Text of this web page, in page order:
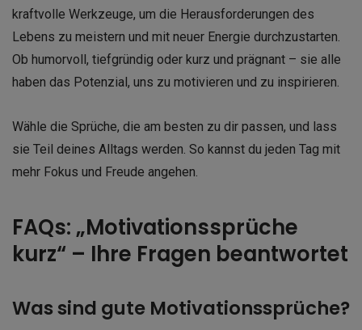
kraftvolle Werkzeuge, um die Herausforderungen des
Lebens zu meistern und mit neuer Energie durchzustarten.
Ob humorvoll, tiefgründig oder kurz und prägnant – sie alle
haben das Potenzial, uns zu motivieren und zu inspirieren.
Wähle die Sprüche, die am besten zu dir passen, und lass
sie Teil deines Alltags werden. So kannst du jeden Tag mit
mehr Fokus und Freude angehen.
FAQs: „Motivationssprüche
kurz“ – Ihre Fragen beantwortet
Was sind gute Motivationssprüche?